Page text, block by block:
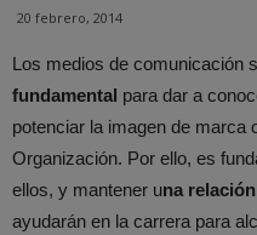
20 febrero, 2014
Los medios de comunicación
fundamental para dar a
potenciar la imagen de marca
Organización. Por ello, es
ellos, y mantener una
ayudarán en la carrera para